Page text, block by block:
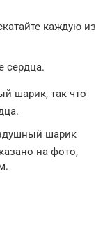
каждую из
сердца.
шарик, так что
шарик
на фото,